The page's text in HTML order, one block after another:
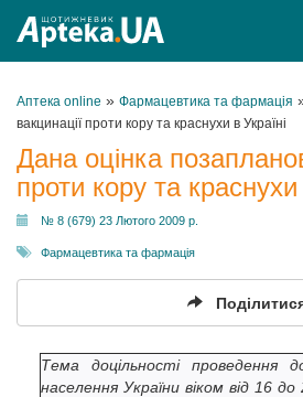
Аптека online » Фармацевтика та фармація
вакцинації проти кору та краснухи в Україні
Дана оцінка
проти кору та краснухи
№ 8 (679) 23 Лютого 2009 р.
Фармацевтика та фармація
Тема доцільності проведення
населення України віком від 16